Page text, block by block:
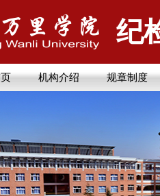
纪
机构介绍 规章制度